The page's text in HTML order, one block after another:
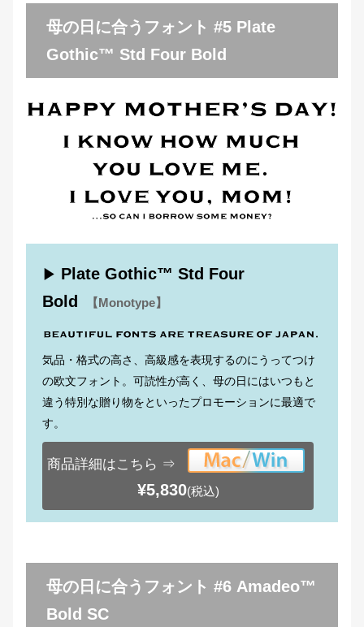
母の日に合うフォント #5 Plate
Gothic™ Std Four Bold
▶ Plate Gothic™ Std Four
Bold
【Monotype】
気品・格式の高さ、高級感を表現するのにうってつけ
の欧文フォント。可読性が高く、母の日にはいつもと
違う特別な贈り物をといったプロモーションに最適で
す。
商品詳細はこちら ⇒
¥5,830(税込)
母の日に合うフォント #6 Amadeo™
Bold SC